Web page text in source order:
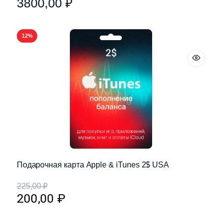
3800,00 ₽
12%
Подарочная карта Apple & iTunes 2$ USA
225,00₽
200,00 ₽